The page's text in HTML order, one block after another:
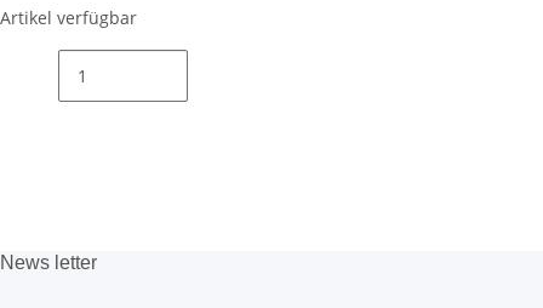
Artikel verfügbar
News letter